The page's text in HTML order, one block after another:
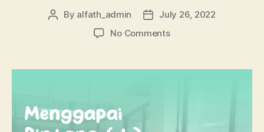
By alfath_admin
July 26, 2022
No Comments